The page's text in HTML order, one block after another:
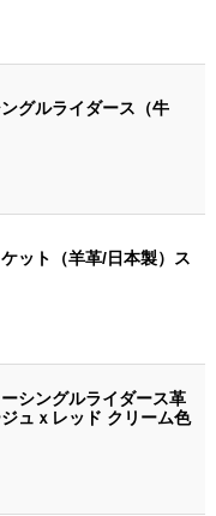
グルライダース（牛
ット（羊革/日本製）ス
シングルライダース革
ュｘレッド クリーム色